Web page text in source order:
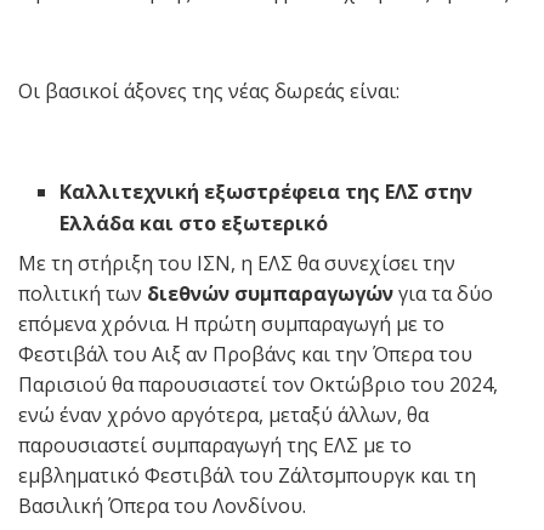
Οι βασικοί άξονες της νέας δωρεάς είναι:
Καλλιτεχνική εξωστρέφεια της ΕΛΣ στην
Ελλάδα και στο εξωτερικό
Με τη στήριξη του ΙΣΝ, η ΕΛΣ θα συνεχίσει την
πολιτική των διεθνών συμπαραγωγώνγια τα δύο
επόμενα χρόνια. Η πρώτη συμπαραγωγή με το
Φεστιβάλ του Αιξ αν Προβάνς και την Όπερα του
Παρισιού θα παρουσιαστεί τον Οκτώβριο του 2024,
ενώ έναν χρόνο αργότερα, μεταξύ άλλων, θα
παρουσιαστεί συμπαραγωγή της ΕΛΣ με το
εμβληματικό Φεστιβάλ του Ζάλτσμπουργκ και τη
Βασιλική Όπερα του Λονδίνου.